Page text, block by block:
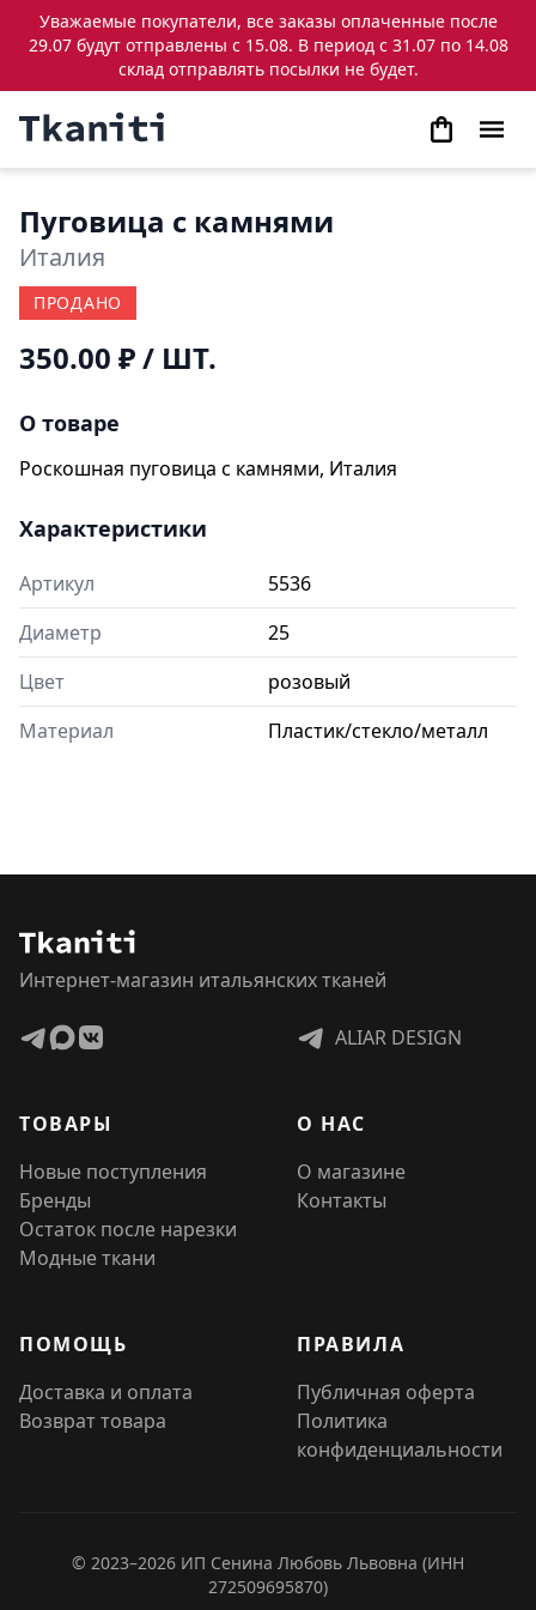
Уважаемые покупатели, все заказы оплаченные после
29.07 будут отправлены с 15.08. В период с 31.07 по 14.08
склад отправлять посылки не будет.
Пуговица с камнями
Италия
ПРОДАНО
350.00 ₽/ ШТ.
О товаре
Роскошная пуговица с камнями, Италия
Характеристики
Артикул
5536
Диаметр
25
Цвет
розовый
Материал
Пластик/стекло/металл
Интернет-магазин итальянских тканей
ALIAR DESIGN
ТОВАРЫ
Новые поступления
Бренды
Остаток после нарезки
Модные ткани
О НАС
О магазине
Контакты
ПОМОЩЬ
Доставка и оплата
Возврат товара
ПРАВИЛА
Публичная оферта
Политика
конфиденциальности
© 2023–2026 ИП Сенина Любовь Львовна (ИНН
272509695870)